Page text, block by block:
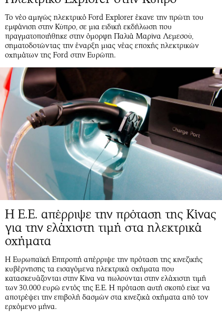
Το νέο αμιγώς ηλεκτρικό Ford Explorer έκανε την πρώτη του
εμφάνιση στην Κύπρο, σε μια ειδική εκδήλωση που
πραγματοποιήθηκε στην όμορφη Παλιά Μαρίνα Λεμεσού,
σηματοδοτώντας την έναρξη μιας νέας εποχής ηλεκτρικών
οχημάτων της Ford στην Ευρώπη.
Η Ε.Ε. απέρριψε την πρόταση της Κίνας
για την ελάχιστη τιμή στα ηλεκτρικά
οχήματα
Η Ευρωπαϊκή Επιτροπή απέρριψε την πρόταση της κινεζικής
κυβέρνησης τα εισαγόμενα ηλεκτρικά οχήματα που
κατασκευάζονται στην Κίνα να πωλούνται στην ελάχιστη τιμή
των 30.000 ευρώ εντός της Ε.Ε. Η πρόταση αυτή σκοπό είχε να
αποτρέψει την επιβολή δασμών στα κινεζικά οχήματα από τον
ερχόμενο μήνα.